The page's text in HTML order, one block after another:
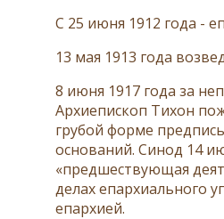
С 25 июня 1912 года -
13 мая 1913 года
8 июня 1917 года за
Архиепископ Тихон
грубой форме
оснований. Синод 14
«предшествующая
делах епархиального
епархией.